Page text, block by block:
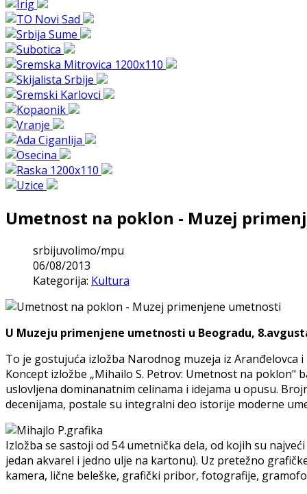
Umetnost na poklon - Muzej
srbijuvolimo/mpu
06/08/2013
Kategorija: Kultura
U Muzeju primenjene umetnosti u Beogradu,
To je gostujuća izložba Narodnog muzeja iz
Koncept izložbe „Mihailo S. Petrov: Umetnost na
uslovljena dominanatnim celinama i idejama u opusu.
decenijama, postale su integralni deo istorije moderne
Izložba se sastoji od 54 umetnička dela, od kojih su
jedan akvarel i jedno ulje na kartonu). Uz pretežno
kamera, lične beleške, grafički pribor, fotografije,